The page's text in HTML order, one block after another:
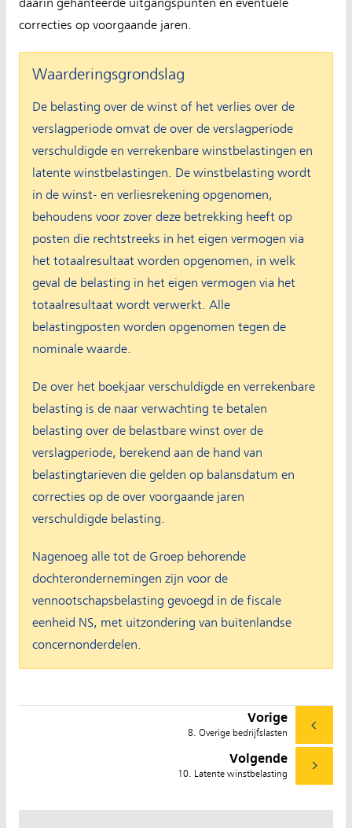
daarin gehanteerde uitgangspunten en eventuele
correcties op voorgaande jaren.
Waarderingsgrondslag
De belasting over de winst of het verlies over de
verslagperiode omvat de over de verslagperiode
verschuldigde en verrekenbare winstbelastingen en
latente winstbelastingen. De winstbelasting wordt
in de winst- en verliesrekening opgenomen,
behoudens voor zover deze betrekking heeft op
posten die rechtstreeks in het eigen vermogen via
het totaalresultaat worden opgenomen, in welk
geval de belasting in het eigen vermogen via het
totaalresultaat wordt verwerkt. Alle
belastingposten worden opgenomen tegen de
nominale waarde.
De over het boekjaar verschuldigde en verrekenbare
belasting is de naar verwachting te betalen
belasting over de belastbare winst over de
verslagperiode, berekend aan de hand van
belastingtarieven die gelden op balansdatum en
correcties op de over voorgaande jaren
verschuldigde belasting.
Nagenoeg alle tot de Groep behorende
dochterondernemingen zijn voor de
vennootschapsbelasting gevoegd in de fiscale
eenheid NS, met uitzondering van buitenlandse
concernonderdelen.
Vorige
8. Overige bedrijfslasten
Volgende
10. Latente winstbelasting